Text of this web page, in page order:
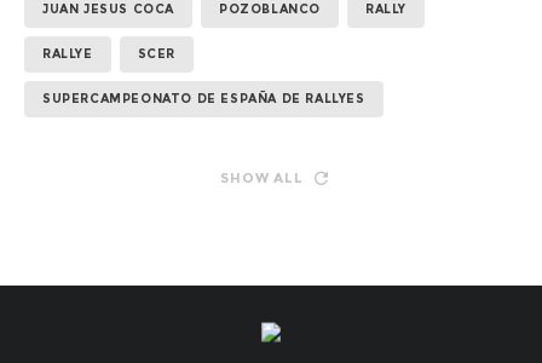
JUAN JESUS COCA POZOBLANCO RALLY
RALLYE SCER
SUPERCAMPEONATO DE ESPAÑA DE RALLYES
SHOW ALL